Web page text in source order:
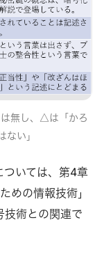
無し、△は「かろ
い」
ついては、第4章
めの情報技術」
技術との関連で